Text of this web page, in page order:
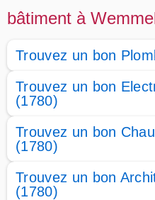
bâtiment à
Trouvez un bon
Trouvez un bon
(1780)
Trouvez un bon
(1780)
Trouvez un bon
(1780)